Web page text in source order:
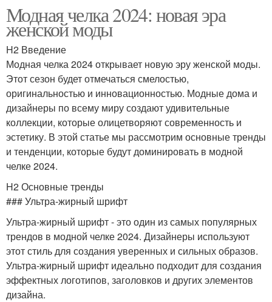
Модная челка 2024: новая эра
женской моды
H2 Введение
Модная челка 2024 открывает новую эру женской моды.
Этот сезон будет отмечаться смелостью,
оригинальностью и инновационностью. Модные дома и
дизайнеры по всему миру создают удивительные
коллекции, которые олицетворяют современность и
эстетику. В этой статье мы рассмотрим основные тренды
и тенденции, которые будут доминировать в модной
челке 2024.
H2 Основные тренды
### Ультра-жирный шрифт
Ультра-жирный шрифт - это один из самых популярных
трендов в модной челке 2024. Дизайнеры используют
этот стиль для создания уверенных и сильных образов.
Ультра-жирный шрифт идеально подходит для создания
эффектных логотипов, заголовков и других элементов
дизайна.